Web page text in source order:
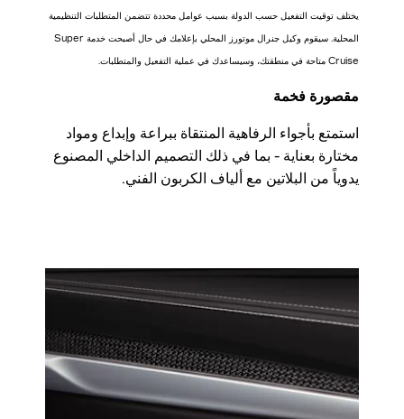
يختلف توقيت التفعيل حسب الدولة بسبب عوامل محددة تتضمن المتطلبات التنظيمية
المحلية. سيقوم وكيل جنرال موتورز المحلي بإعلامك في حال أصبحت خدمة Super
Cruise متاحة في منطقتك، وسيساعدك في عملية التفعيل والمتطلبات.
مقصورة فخمة
استمتع بأجواء الرفاهية المنتقاة ببراعة وإبداع ومواد
مختارة بعناية - بما في ذلك التصميم الداخلي المصنوع
يدوياً من البلاتين مع ألياف الكربون الفني.